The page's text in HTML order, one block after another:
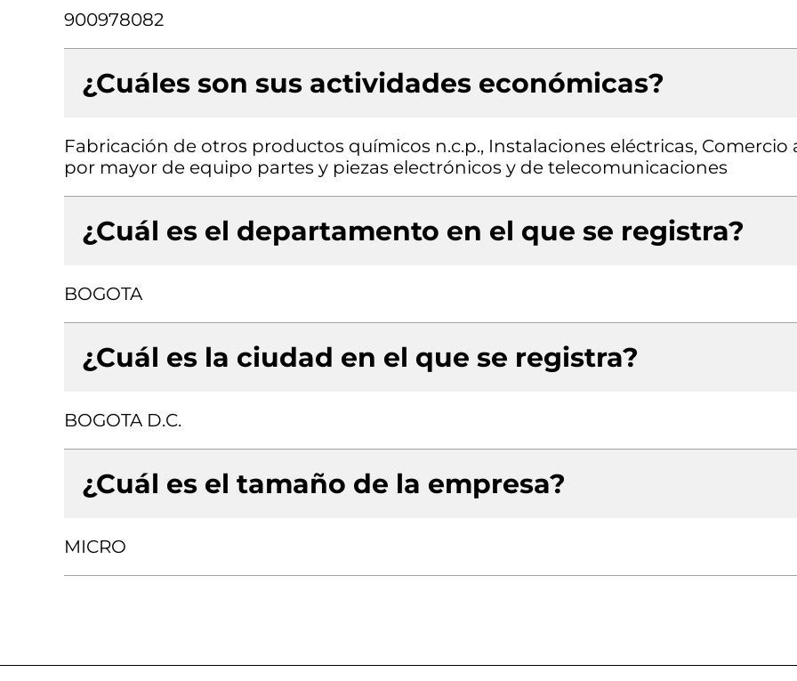
900978082
¿Cuáles son sus actividades económicas?
Fabricación de otros productos químicos n.c.p., Instalaciones eléctricas, Comercio
por mayor de equipo partes y piezas electrónicos y de telecomunicaciones
¿Cuál es el departamento en el que se registra?
BOGOTA
¿Cuál es la ciudad en el que se registra?
BOGOTA D.C.
¿Cuál es el tamaño de la empresa?
MICRO